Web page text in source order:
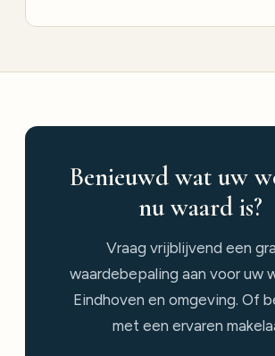
Benieuwd wat uw
nu waard is?
Vraag vrijblijvend een
waardebepaling aan voor uw
Eindhoven en omgeving. Of
met een ervaren